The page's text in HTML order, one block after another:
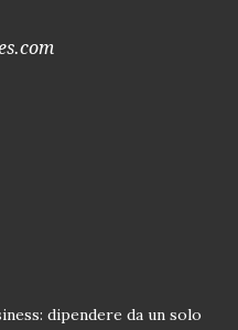
dipendere da un solo